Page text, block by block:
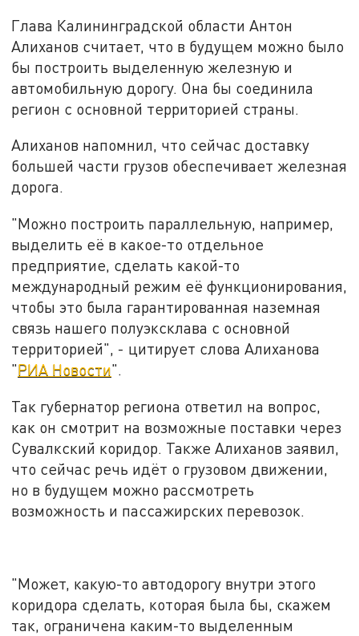
Глава Калининградской области Антон
Алиханов считает, что в будущем можно было
бы построить выделенную железную и
автомобильную дорогу. Она бы соединила
регион с основной территорией страны.
Алиханов напомнил, что сейчас доставку
большей части грузов обеспечивает железная
дорога.
"Можно построить параллельную, например,
выделить её в какое-то отдельное
предприятие, сделать какой-то
международный режим её функционирования,
чтобы это была гарантированная наземная
связь нашего полуэксклава с основной
территорией", - цитирует слова Алиханова
"РИА Новости".
Так губернатор региона ответил на вопрос,
как он смотрит на возможные поставки через
Сувалкский коридор. Также Алиханов заявил,
что сейчас речь идёт о грузовом движении,
но в будущем можно рассмотреть
возможность и пассажирских перевозок.
"Может, какую-то автодорогу внутри этого
коридора сделать, которая была бы, скажем
так, ограничена каким-то выделенным